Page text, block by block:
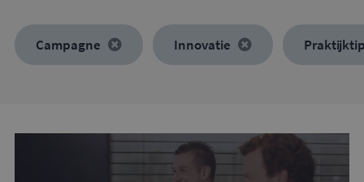
Campagne Innovatie